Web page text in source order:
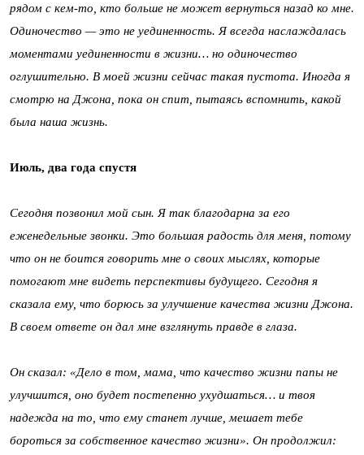
рядом с кем-то, кто больше не может вернуться назад ко мне.
Одиночество — это не уединенность. Я всегда наслаждалась
моментами уединенности в жизни… но одиночество
оглушительно. В моей жизни сейчас такая пустота. Иногда я
смотрю на Джона, пока он спит, пытаясь вспомнить, какой
была наша жизнь.
Июль, два года спустя
Сегодня позвонил мой сын. Я так благодарна за его
еженедельные звонки. Это большая радость для меня, потому
что он не боится говорить мне о своих мыслях, которые
помогают мне видеть перспективы будущего. Сегодня я
сказала ему, что борюсь за улучшение качества жизни Джона.
В своем ответе он дал мне взглянуть правде в глаза.
Он сказал: «Дело в том, мама, что качество жизни папы не
улучшится, оно будет постепенно ухудшаться… и твоя
надежда на то, что ему станет лучше, мешает тебе
бороться за собственное качество жизни». Он продолжил: